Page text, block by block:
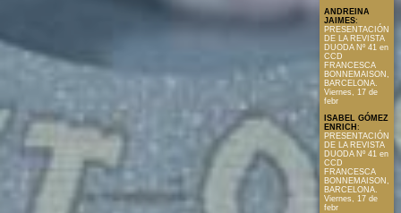
ANDREINA
JAIMES:
PRESENTACIÓN
DE LA REVISTA
DUODA Nº 41 en
CCD
FRANCESCA
BONNEMAISON,
BARCELONA.
Viernes, 17 de
febr
ISABEL GÓMEZ
ENRICH :
PRESENTACIÓN
DE LA REVISTA
DUODA Nº 41 en
CCD
FRANCESCA
BONNEMAISON,
BARCELONA.
Viernes, 17 de
febr